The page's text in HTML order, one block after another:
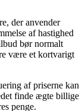
der anvender
af hastighed
bør normalt
være et kortvarigt
af priserne kan
finde ægte billige
penge.